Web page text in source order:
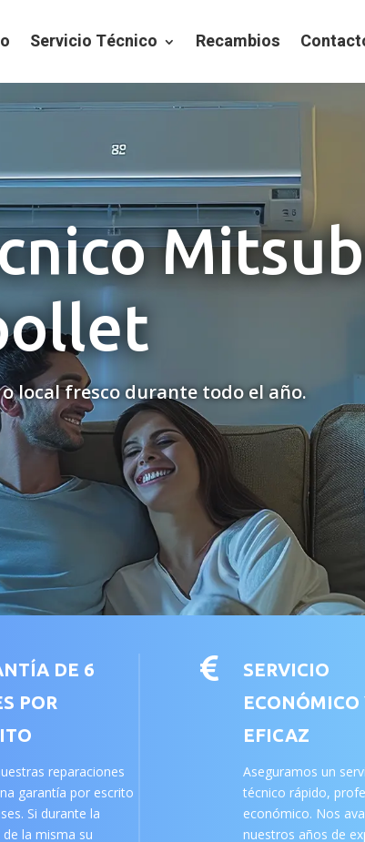
Servicio Técnico Recambios
local fresco durante todo el año.
DE 6
POR
reparaciones
garantía por escrito
Si durante la
de la misma su

SERVICIO
ECONÓMICO
EFICAZ
Aseguramos un
técnico rápido,
económico. Nos
nuestros años de